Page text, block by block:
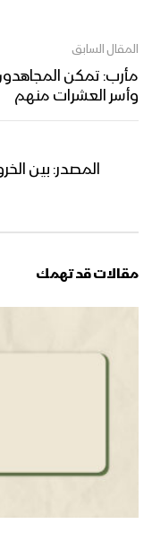
المقال السابق
مأرب: تمكن
وأسر العشرات منهم
مقالات قد تهمك